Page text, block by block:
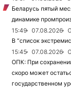
Беларусь пятый
динамике
15:49
07.08.2026
В “список
15:45
07.08.2026
ОПК: При
скоро может
государственном